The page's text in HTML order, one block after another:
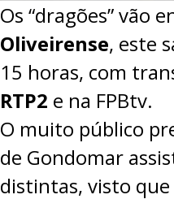
Os “dragões” vão
Oliveirense, este
15 horas, com
RTP2 e na FPBtv.
O muito público
de Gondomar
distintas, visto